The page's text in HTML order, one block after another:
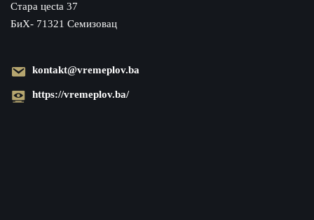
Cтара цecta 37
БиХ- 71321 Семизовац
kontakt@vremeplov.ba
https://vremeplov.ba/